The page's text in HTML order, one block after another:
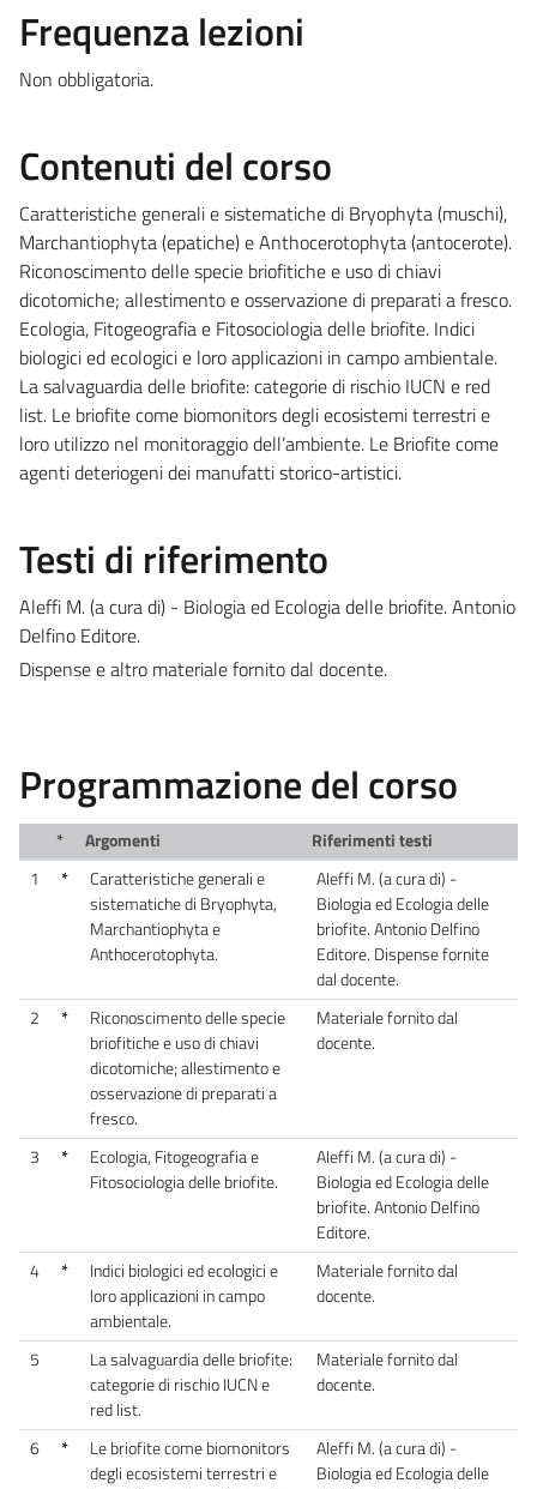
Frequenza lezioni
Non obbligatoria.
Contenuti del corso
Caratteristiche generali e sistematiche di Bryophyta (muschi),
Marchantiophyta (epatiche) e Anthocerotophyta (antocerote).
Riconoscimento delle specie briofitiche e uso di chiavi
dicotomiche; allestimento e osservazione di preparati a fresco.
Ecologia, Fitogeografia e Fitosociologia delle briofite. Indici
biologici ed ecologici e loro applicazioni in campo ambientale.
La salvaguardia delle briofite: categorie di rischio IUCN e red
list. Le briofite come biomonitors degli ecosistemi terrestri e
loro utilizzo nel monitoraggio dell’ambiente. Le Briofite come
agenti deteriogeni dei manufatti storico-artistici.
Testi di riferimento
Aleffi M. (a cura di) - Biologia ed Ecologia delle briofite. Antonio
Delfino Editore.
Dispense e altro materiale fornito dal docente.
Programmazione del corso
* Argomenti
Riferimenti testi
1
*
Caratteristiche generali e
sistematiche di Bryophyta,
Marchantiophyta e
Anthocerotophyta.
Aleffi M. (a cura di) -
Biologia ed Ecologia delle
briofite. Antonio Delfino
Editore. Dispense fornite
dal docente.
2
*
Riconoscimento delle specie
briofitiche e uso di chiavi
dicotomiche; allestimento e
osservazione di preparati a
fresco.
Materiale fornito dal
docente.
3 *
Ecologia, Fitogeografia e
Fitosociologia delle briofite.
Aleffi M. (a cura di) -
Biologia ed Ecologia delle
briofite. Antonio Delfino
Editore.
4
*
Indici biologici ed ecologici e
loro applicazioni in campo
ambientale.
Materiale fornito dal
docente.
5
La salvaguardia delle briofite:
categorie di rischio IUCN e
red list.
Materiale fornito dal
docente.
6 *
Le briofite come biomonitors
degli ecosistemi terrestri e
Aleffi M. (a cura di) -
Biologia ed Ecologia delle